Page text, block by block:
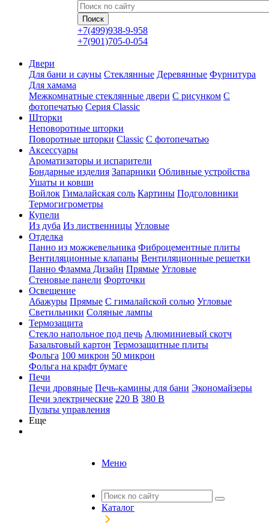
+7(499)938-9-958
+7(901)705-0-054
Двери
Для бани и сауны Стеклянные Деревянные Фурнитура
Для хамама
Межкомнатные стеклянные двери С рисунком С
фотопечатью Серия Classic
Шторки
Неповоротные шторки
Поворотные шторки Classic С фотопечатью
Аксессуары
Ароматизаторы и испарители
Бондарные изделия Запарники Обливные устройства
Ушаты и ковши
Войлок Гималайская соль Картины Подголовники
Термогигрометры
Купели
Из дуба Из лиственницы Угловые
Отделка
Панно из можжевельника Фиброцементные плиты
Вентиляционные клапаны Вентиляционные решетки
Панно Фламма Дизайн Прямые Угловые
Стеновые панели Форточки
Освещение
Абажуры Прямые С гималайской солью Угловые
Светильники Соляные лампы
Термозащита
Стекло напольное под печь Алюминиевый скотч
Базальтовый картон Термозащитные плиты
Фольга 100 микрон 50 микрон
Фольга на крафт бумаге
Печи
Печи дровяные Печь-камины для бани Экономайзеры
Печи электрические 220 В 380 В
Пульты управления
Еще
Меню
Каталог